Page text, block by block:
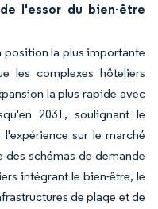
l'essor du bien-être
position la plus importante
les complexes hôteliers
la plus rapide avec
2031, soulignant le
sur le marché
schémas de demande
intégrant le bien-être, le
de plage et de